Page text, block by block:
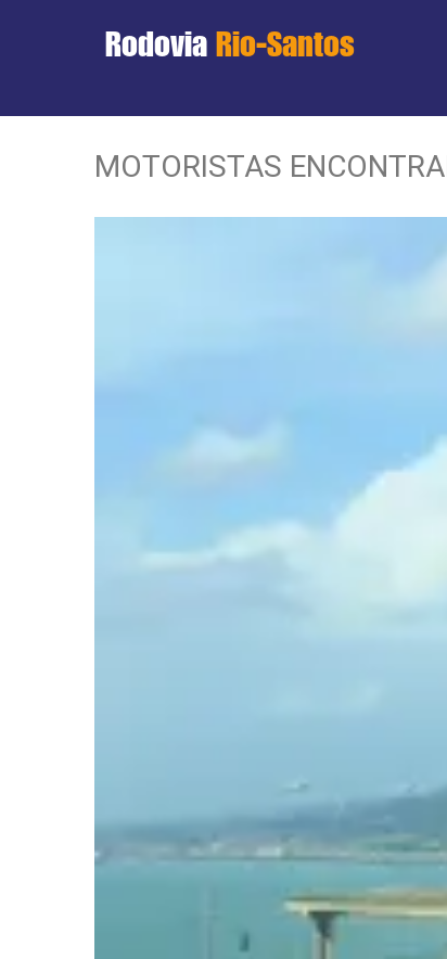
Rodovia Rio-Santos
MOTORISTAS